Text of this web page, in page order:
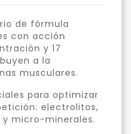
de fórmula
con acción
y 17
a la
musculares.
para optimizar
electrolitos,
micro-minerales.